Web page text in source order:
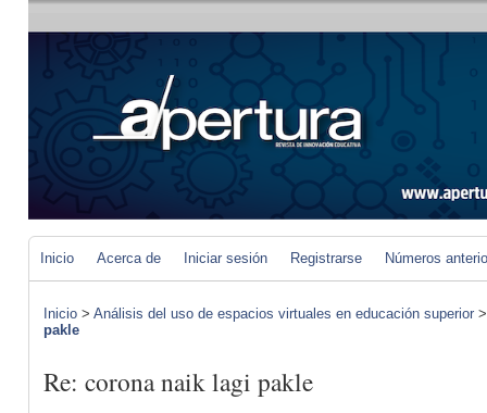
Inicio Acerca de Iniciar sesión Registrarse Números
Inicio > Análisis del uso de espacios virtuales en educación superior
pakle
Re: corona naik lagi pakle